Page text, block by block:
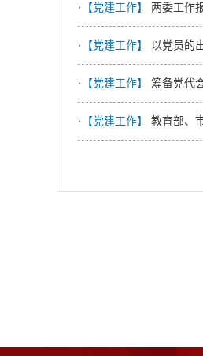
·【党建工作】 两委工作
·【党建工作】 以党员的
·【党建工作】 筹备党代
·【党建工作】 教育部、